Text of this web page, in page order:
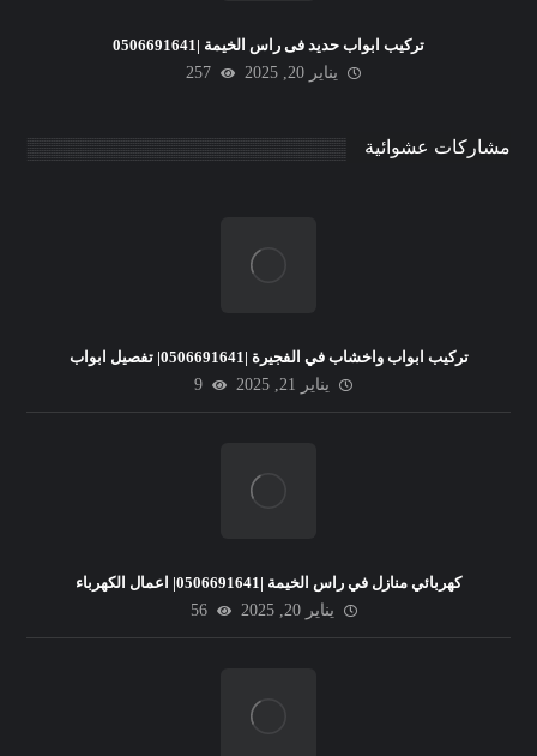
تركيب ابواب حديد فى راس الخيمة |0506691641
يناير 20, 2025
257
مشاركات عشوائية
تركيب ابواب واخشاب في الفجيرة |0506691641| تفصيل ابواب
يناير 21, 2025
9
كهربائي منازل في راس الخيمة |0506691641| اعمال الكهرباء
يناير 20, 2025
56